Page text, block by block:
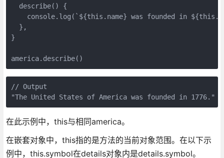
  describe() {
console.log(`${this.name} was founded in
  },
}
america.describe()
// Output
"The United States of America was founded in 1776."
在此示例中，this与相同america。
在嵌套对象中，this指的是方法的当前对象范围。在以下示
例中，this.symbol在details对象内是details.symbol。